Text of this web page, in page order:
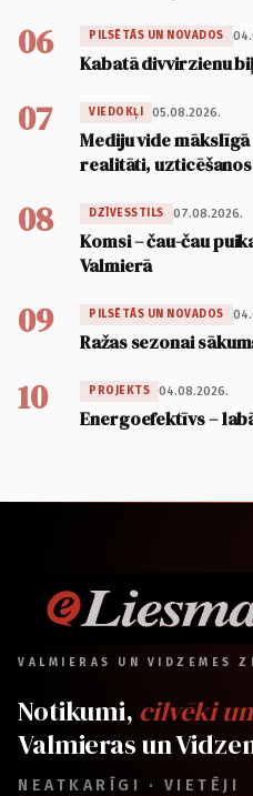
06 PILSĒTĀS UN NOVADOS
Kabatā divvirzienu
07 VIEDOKĻI 05.08.2026.
Mediju vide
realitāti,
08 DZĪVESSTILS 07.08.2026.
Komsi – čau-čau
Valmierā
09 PILSĒTĀS UN NOVADOS
Ražas sezonai
10 PROJEKTS 04.08.2026.
Energoefektīvs –
VALMIERAS UN VIDZEMES
Notikumi, cilvēki
Valmieras un
NEATKARĪGI · VIETĒJI